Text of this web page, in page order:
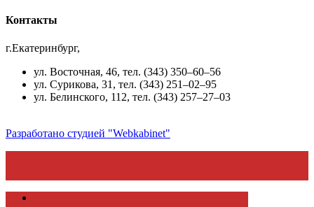
Контакты
г.Екатеринбург,
ул. Восточная, 46, тел. (343) 350–60–56
ул. Сурикова, 31, тел. (343) 251–02–95
ул. Белинского, 112, тел. (343) 257–27–03
Разработано студией "Webkabinet"